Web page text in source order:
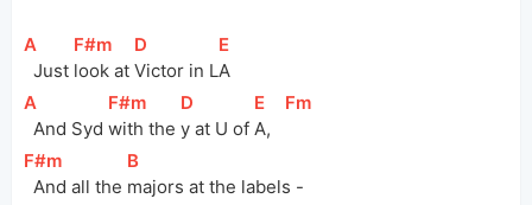
[
A
  Just
[F#m
look at
[D
Victor in L
[E
A
[
A
  And Syd
[F#m
with the
[D
y at U of
[E
A,
[Fm
[F#m
  And all the
[B
majors at the labels -